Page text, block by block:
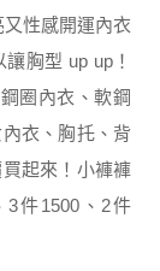
性感開運內衣
胸型 up up！
圈內衣、軟鋼
衣、胸托、背
起來！小褲褲
3件1500、2件